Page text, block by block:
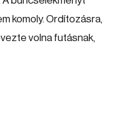
komoly. Ordítozásra,
volna futásnak,